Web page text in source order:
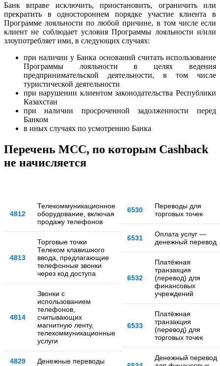
Банк вправе исключить, приостановить, ограничить или
прекратить в одностороннем порядке участие клиента в
Программе лояльности по любой причине, в том числе если
клиент не соблюдает условия Программы лояльности и/или
злоупотребляет ими, в следующих случаях:
при наличии у Банка оснований считать использование
Программы лояльности в целях ведения
предпринимательской деятельности, в том числе
туристической деятельности
при нарушении клиентом законодательства Республики
Казахстан
при наличии просроченной задолженности перед
Банком
в иных случаях по усмотрению Банка
Перечень MCC, по которым Cashback
не начисляется
4812
Телекоммуникационное
оборудование, включая
продажу телефонов
4813
Торговые точки
Телеком клавишного
ввода, предлагающие
телефонные звонки
через код доступа
4814
Звонки с
использованием
телефонов,
считывающих
магнитную ленту,
телекоммуникационные
услуги
4829 Денежные переводы
6530
Переводы для
торговых точек
6531
Оплата услуг —
денежный перевод
6532
Платёжная
транзакция
(перевод) для
финансовых
учреждений
6533
Платёжная
транзакция
(перевод) для
торговых точек
Денежный перевод